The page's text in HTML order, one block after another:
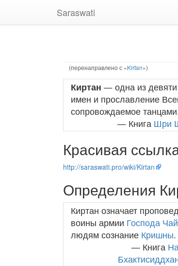
Saraswati
(перенаправлено с «Kirtan»)
Киртан — одна из
имен и прославление
сопровождаемое
— Книга Шри
Красивая
http://saraswati.pro/wiki/Kirtan
Определения
Киртан означает
воины армии Господа
людям сознание Кришны.
— Книга